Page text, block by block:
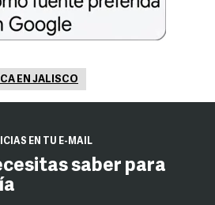
EN JALISCO
EN TU E-MAIL
saber para